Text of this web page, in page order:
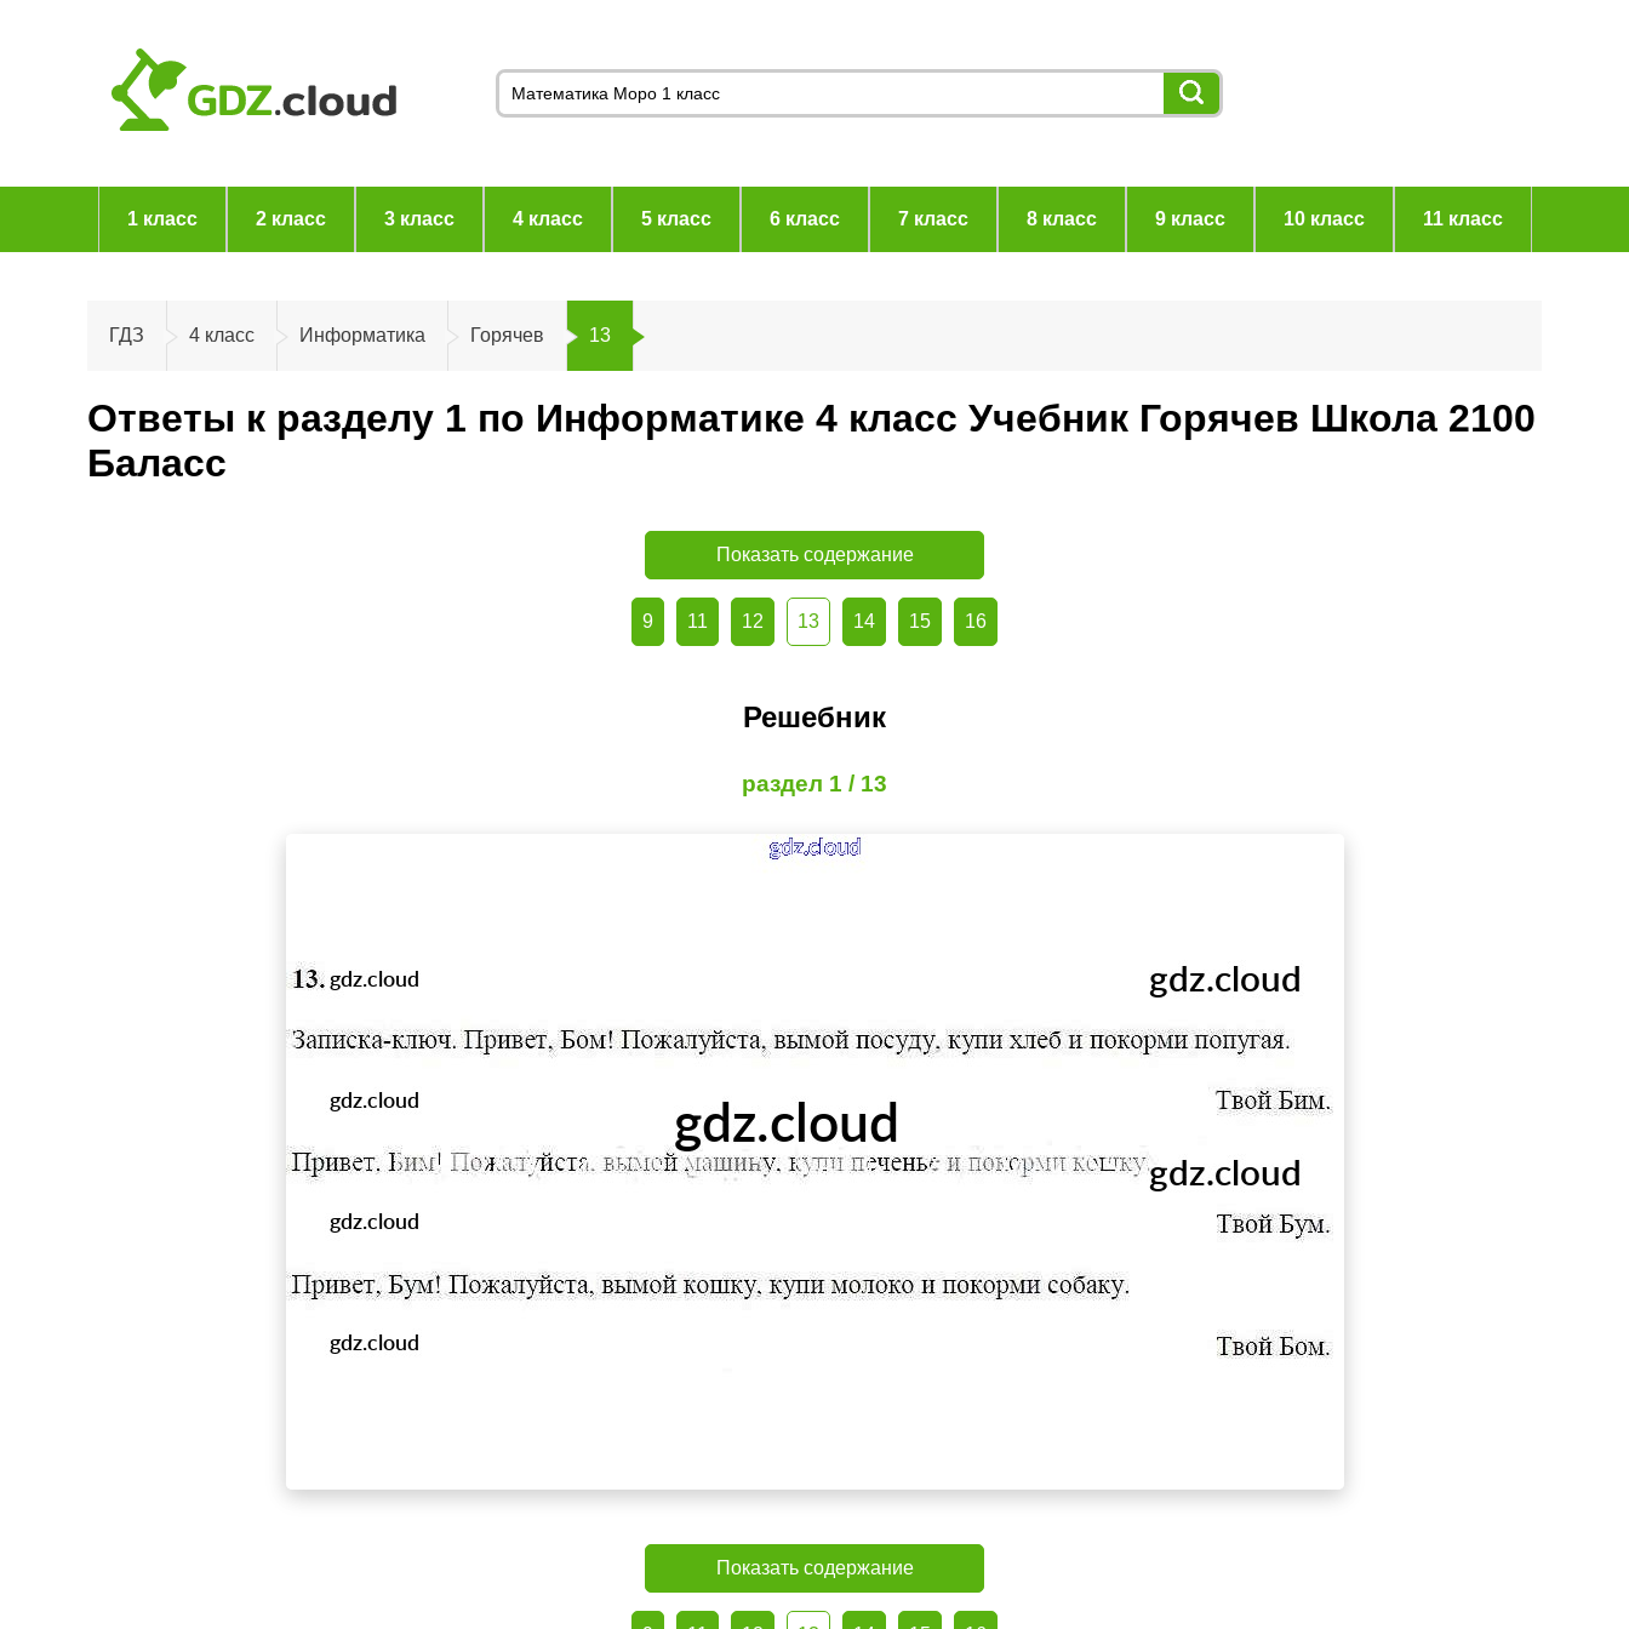
1 класс 2 класс 3 класс 4 класс 5 класс 6 класс 7 класс 8 класс 9 класс 10 класс 11 класс
ГДЗ 4 класс Информатика Горячев 13
Ответы к разделу 1 по Информатике 4 класс Учебник Горячев Школа 2100
Баласс
Показать содержание
9 11 12 13 14 15 16
Решебник
раздел 1 / 13
Показать содержание